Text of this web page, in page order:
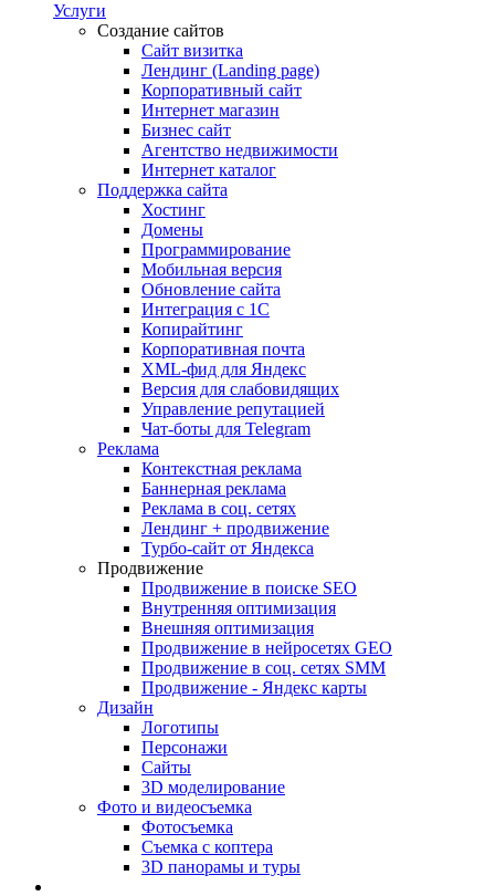
Услуги
Создание сайтов
Сайт визитка
Лендинг (Landing page)
Корпоративный сайт
Интернет магазин
Бизнес сайт
Агентство недвижимости
Интернет каталог
Поддержка сайта
Хостинг
Домены
Программирование
Мобильная версия
Обновление сайта
Интеграция с 1С
Копирайтинг
Корпоративная почта
XML-фид для Яндекс
Версия для слабовидящих
Управление репутацией
Чат-боты для Telegram
Реклама
Контекстная реклама
Баннерная реклама
Реклама в соц. сетях
Лендинг + продвижение
Турбо-сайт от Яндекса
Продвижение
Продвижение в поиске SEO
Внутренняя оптимизация
Внешняя оптимизация
Продвижение в нейросетях GEO
Продвижение в соц. сетях SMM
Продвижение - Яндекс карты
Дизайн
Логотипы
Персонажи
Сайты
3D моделирование
Фото и видеосъемка
Фотосъемка
Съемка с коптера
3D панорамы и туры